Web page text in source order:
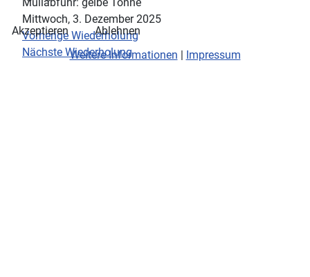
Müllabfuhr: gelbe Tonne
Mittwoch, 3. Dezember 2025
Vorherige Wiederholung
Nächste Wiederholung
Akzeptieren
Ablehnen
Weitere Informationen | Impressum